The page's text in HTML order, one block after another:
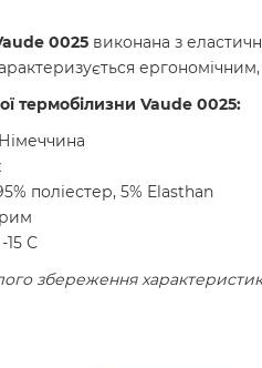
0025 виконана з
термобілизни Vaude 0025:
поліестер, 5% Elasthan
15 С
збереження